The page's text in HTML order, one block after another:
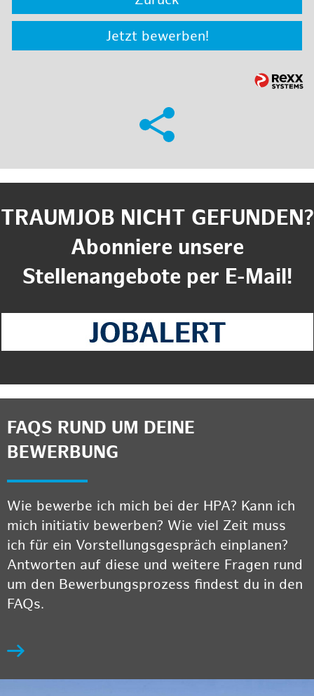
Jetzt bewerben!
TRAUMJOB NICHT GEFUNDEN?
Abonniere unsere
Stellenangebote per E-Mail!
FAQS RUND UM DEINE
BEWERBUNG
Wie bewerbe ich mich bei der HPA? Kann ich
mich initiativ bewerben? Wie viel Zeit muss
ich für ein Vorstellungsgespräch einplanen?
Antworten auf diese und weitere Fragen rund
um den Bewerbungsprozess findest du in den
FAQs.